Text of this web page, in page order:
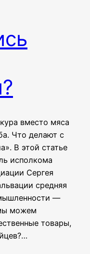
вместо мяса
Что делают с
В этой статье
исполкома
Сергея
средняя
—
можем
товары,